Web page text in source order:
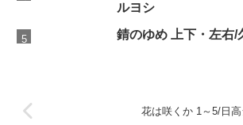
ルヨシ
錆のゆめ 上下・左右/
花は咲くか 1～5/日高